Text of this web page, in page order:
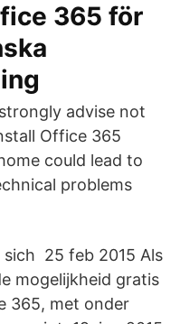
365 för
advise not
Office 365
could lead to
problems
25 feb 2015 Als
mogelijkheid gratis
365, met onder